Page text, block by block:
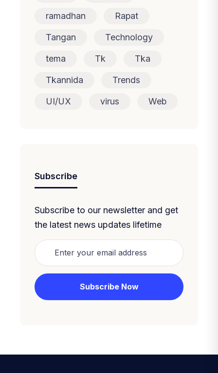
ramadhan Rapat
Tangan Technology
tema Tk Tka
Tkannida Trends
UI/UX virus Web
Subscribe
Subscribe to our newsletter and get
the latest news updates lifetime